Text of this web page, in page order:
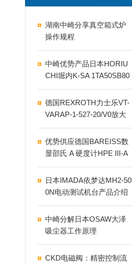
湖南中崎分享真空箱式炉
操作规程
中崎优势产品日本HORIU
CHI堀内K-SA 1TA50SB80
ACCABD液压缸
德国REXROTH力士乐VT-
VARAP-1-527-20/V0放大
器
优势供应德国BAREISS数
显邵氏 A 硬度计HPE III‑A
日本IMADA依梦达MH2-50
0N电动测试机台产品介绍
中崎分解日本OSAW大泽
吸尘器工作原理
CKD电磁阀：精密控制流